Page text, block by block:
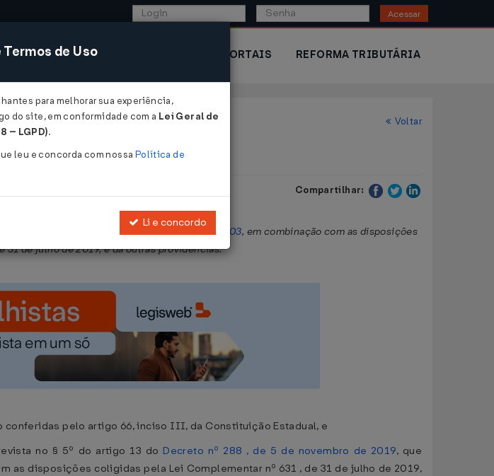
Acessar
COMÉRCIO EXTERIOR PORTAIS REFORMA TRIBUTÁRIA
Voltar
Compartilhar:
Lei nº 7.958, de 25 de setembro de 2003, em combinação com as disposições
31 de julho de 2019, e dá outras providências.
conferidas pelo artigo 66, inciso III, da Constituição Estadual, e
no § 5º do artigo 13 do Decreto nº 288 , de 5 de novembro de 2019, que
as disposições coligidas pela Lei Complementar nº 631 , de 31 de julho de 2019,
de Uso
para melhorar sua experiência,
do site, em conformidade com a Lei Geral de
– LGPD).
leu e concorda com nossa Política de
Li e concordo